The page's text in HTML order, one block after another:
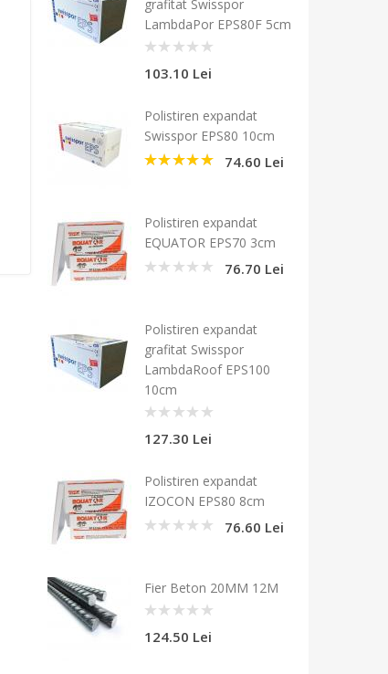
grafitat Swisspor
LambdaPor EPS80F 5cm
103.10 Lei
Polistiren expandat
Swisspor EPS80 10cm
74.60 Lei
Polistiren expandat
EQUATOR EPS70 3cm
76.70 Lei
Polistiren expandat
grafitat Swisspor
LambdaRoof EPS100
10cm
127.30 Lei
Polistiren expandat
IZOCON EPS80 8cm
76.60 Lei
Fier Beton 20MM 12M
124.50 Lei